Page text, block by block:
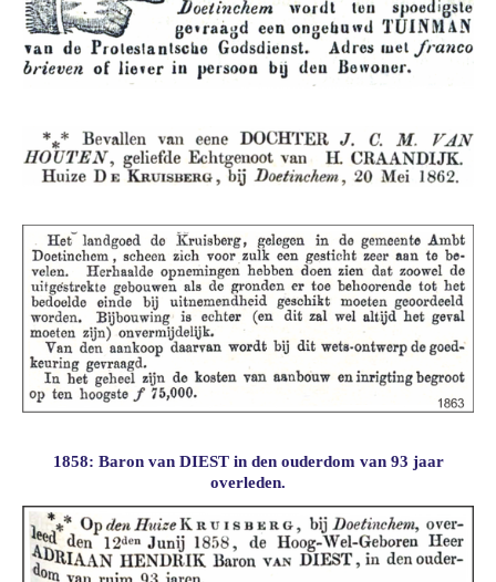
1858: Baron van DIEST in den ouderdom van 93 jaar
overleden.